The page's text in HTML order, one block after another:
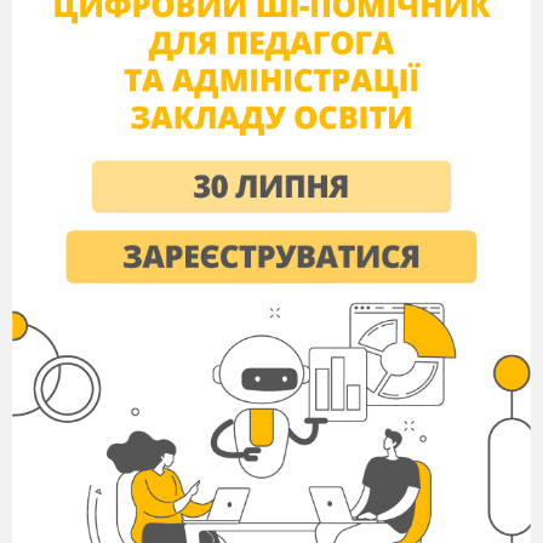
свято після Різдва. Цього дня воскрес Ісус
Христос. Святкують цей день в Україні ще з Х
ст. і припадає завжди на неділю, тому й має
назву Великий день, або Великдень. Це свято в
Важко собі уявити Великдень без писанок, які
й око радують й нечисту силу відганяють.
Давайте пригадаємо, що таке писанка?
Писанки – це декоровані яєчка, розмальовані
візерунками. Ці візерунки можна
виконувати різними способами і різними
кольорами.
Робота з підручником
Відкрийте підручники на ст. 79-80.
Пригадаємо, які способи розпису яєць
ви знаєте? (Дряпанки, крашанки,
мальованки).